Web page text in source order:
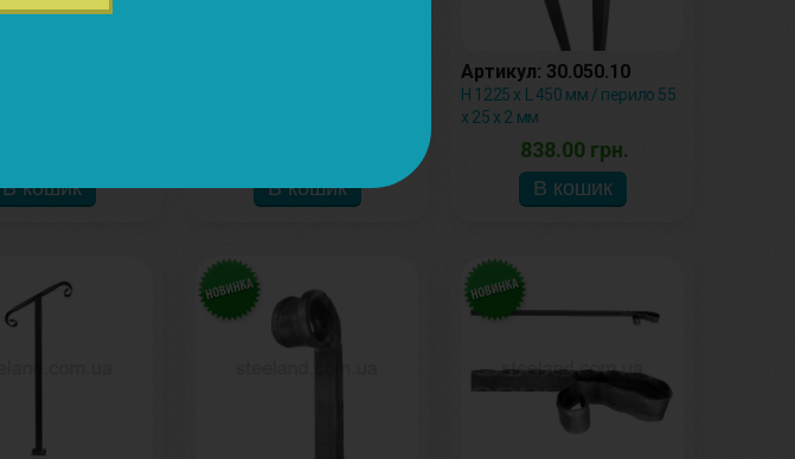
Артикул: 30.050.10
H 1225 х L 450 мм / перило 55
х 25 х 2 мм
838.00 грн.